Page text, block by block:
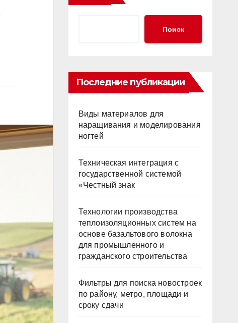
Поиск
Последние публикации
Виды материалов для
наращивания и моделирования
ногтей
Техническая интеграция с
государственной системой
«Честный знак
Технологии производства
теплоизоляционных систем на
основе базальтового волокна
для промышленного и
гражданского строительства
Фильтры для поиска новостроек
по району, метро, площади и
сроку сдачи